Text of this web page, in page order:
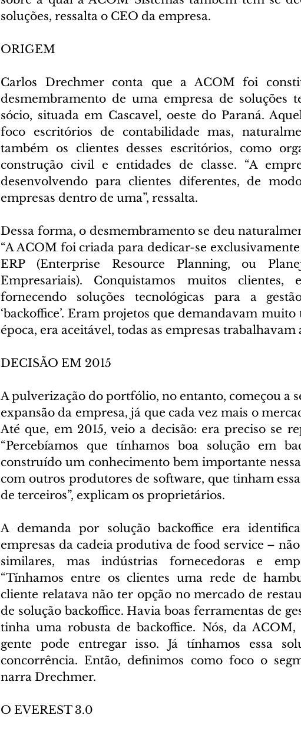
soluções, ressalta o CEO da empresa.
ORIGEM
Carlos Drechmer conta que a ACOM foi
desmembramento de uma empresa de soluções
sócio, situada em Cascavel, oeste do Paraná.
foco escritórios de contabilidade mas,
também os clientes desses escritórios, como
construção civil e entidades de classe. “A
desenvolvendo para clientes diferentes, de
empresas dentro de uma”, ressalta.
Dessa forma, o desmembramento se deu
“A ACOM foi criada para dedicar-se
ERP (Enterprise Resource Planning, ou
Empresariais). Conquistamos muitos clientes,
fornecendo soluções tecnológicas para a
‘backoffice’. Eram projetos que demandavam
época, era aceitável, todas as empresas trabalhavam
DECISÃO EM 2015
A pulverização do portfólio, no entanto, começou a
expansão da empresa, já que cada vez mais o
Até que, em 2015, veio a decisão: era preciso se
“Percebíamos que tínhamos boa solução em
construído um conhecimento bem importante
com outros produtores de software, que tinham
de terceiros”, explicam os proprietários.
A demanda por solução backoffice era
empresas da cadeia produtiva de food service –
similares, mas indústrias fornecedoras e
“Tínhamos entre os clientes uma rede de
cliente relatava não ter opção no mercado de
de solução backoffice. Havia boas ferramentas de
tinha uma robusta de backoffice. Nós, da ACOM,
gente pode entregar isso. Já tínhamos essa
concorrência. Então, definimos como foco o
narra Drechmer.
O EVEREST 3.0